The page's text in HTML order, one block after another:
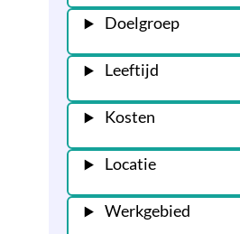
Doelgroep
Leeftijd
Kosten
Locatie
Werkgebied